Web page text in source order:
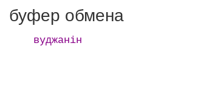
буфер обмена
вуджанін